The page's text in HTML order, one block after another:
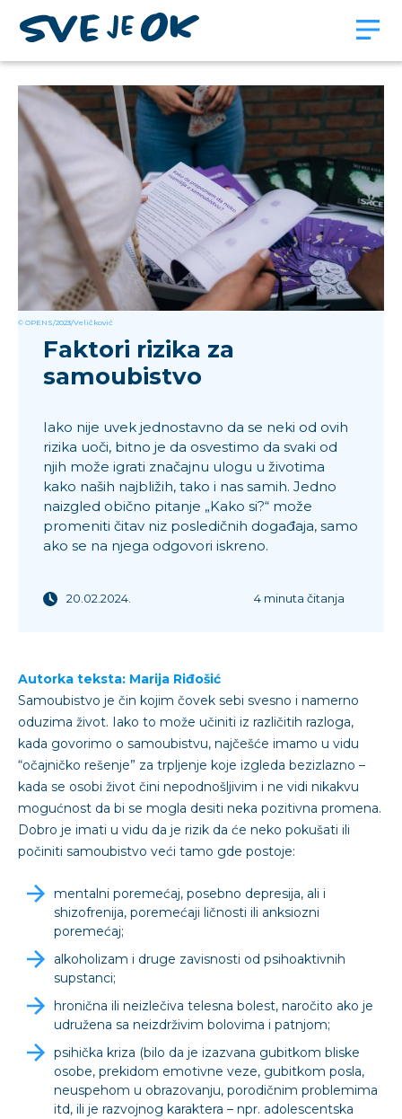
© OPENS/2023/Veličković
Faktori rizika za
samoubistvo
Iako nije uvek jednostavno da se neki od ovih
rizika uoči, bitno je da osvestimo da svaki od
njih može igrati značajnu ulogu u životima
kako naših najbližih, tako i nas samih. Jedno
naizgled obično pitanje „Kako si?“ može
promeniti čitav niz posledičnih događaja, samo
ako se na njega odgovori iskreno.
20.02.2024. 4 minuta čitanja
Autorka teksta: Marija Riđošić
Samoubistvo je čin kojim čovek sebi svesno i namerno
oduzima život. Iako to može učiniti iz različitih razloga,
kada govorimo o samoubistvu, najčešće imamo u vidu
“očajničko rešenje” za trpljenje koje izgleda bezizlazno –
kada se osobi život čini nepodnošljivim i ne vidi nikakvu
mogućnost da bi se mogla desiti neka pozitivna promena.
Dobro je imati u vidu da je rizik da će neko pokušati ili
počiniti samoubistvo veći tamo gde postoje:
mentalni poremećaj, posebno depresija, ali i
shizofrenija, poremećaji ličnosti ili anksiozni
poremećaj;
alkoholizam i druge zavisnosti od psihoaktivnih
supstanci;
hronična ili neizlečiva telesna bolest, naročito ako je
udružena sa neizdrživim bolovima i patnjom;
psihička kriza (bilo da je izazvana gubitkom bliske
osobe, prekidom emotivne veze, gubitkom posla,
neuspehom u obrazovanju, porodičnim problemima
itd, ili je razvojnog karaktera – npr. adolescentska